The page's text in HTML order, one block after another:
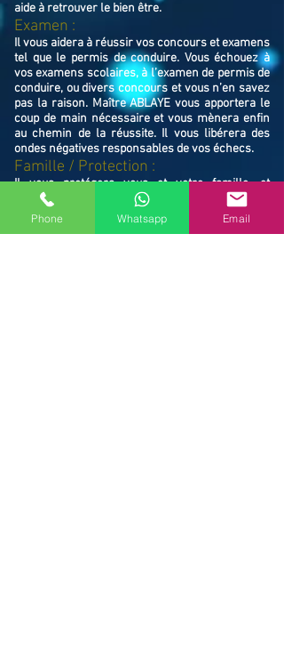
aide à retrouver le bien être.
Examen :
Il vous aidera à réussir vos concours et examens
tel que le permis de conduire. Vous échouez à
vos examens scolaires, à l’examen de permis de
conduire, ou divers concours et vous n’en savez
pas la raison. Maître ABLAYE vous apportera le
coup de main nécessaire et vous mènera enfin
au chemin de la réussite. Il vous libérera des
ondes négatives responsables de vos échecs.
Famille / Protection :
Il vous protégera vous et votre famille, et
resserrera vos liens en cas de rupture familiale.
Ne restez pas avec vos souffrances, consultez le
Maître ABLAYE marabout médium à Châtenay-
Phone Whatsapp Email